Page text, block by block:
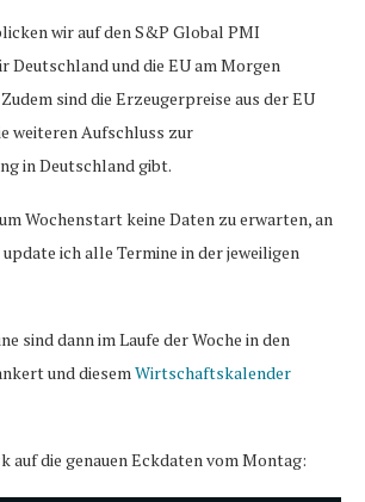
wir auf den S&P Global PMI
Deutschland und die EU am Morgen
sind die Erzeugerpreise aus der EU
weiteren Aufschluss zur
in Deutschland gibt.
Wochenstart keine Daten zu erwarten, an
ich alle Termine in der jeweiligen
sind dann im Laufe der Woche in den
und diesemWirtschaftskalender
auf die genauen Eckdaten vom Montag: